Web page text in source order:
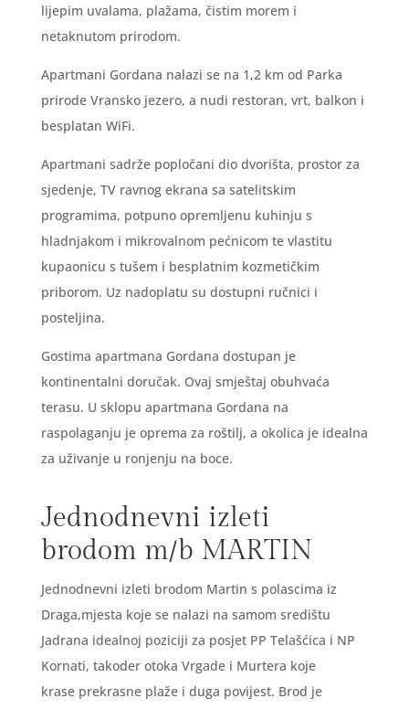
lijepim uvalama, plažama, čistim morem i
netaknutom prirodom.
Apartmani Gordana nalazi se na 1,2 km od Parka
prirode Vransko jezero, a nudi restoran, vrt, balkon i
besplatan WiFi.
Apartmani sadrže popločani dio dvorišta, prostor za
sjedenje, TV ravnog ekrana sa satelitskim
programima, potpuno opremljenu kuhinju s
hladnjakom i mikrovalnom pećnicom te vlastitu
kupaonicu s tušem i besplatnim kozmetičkim
priborom. Uz nadoplatu su dostupni ručnici i
posteljina.
Gostima apartmana Gordana dostupan je
kontinentalni doručak. Ovaj smještaj obuhvaća
terasu. U sklopu apartmana Gordana na
raspolaganju je oprema za roštilj, a okolica je idealna
za uživanje u ronjenju na boce.
Jednodnevni izleti
brodom m/b MARTIN
Jednodnevni izleti brodom Martin s polascima iz
Draga,mjesta koje se nalazi na samom središtu
Jadrana idealnoj poziciji za posjet PP Telašćica i NP
Kornati, takoder otoka Vrgade i Murtera koje
krase prekrasne plaže i duga povijest. Brod je